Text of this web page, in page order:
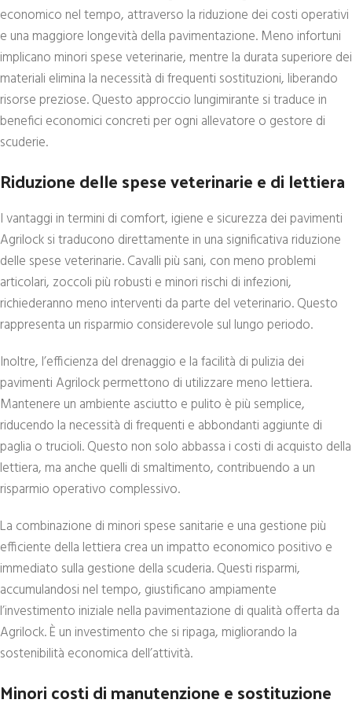
economico nel tempo, attraverso la riduzione dei costi operativi
e una maggiore longevità della pavimentazione. Meno infortuni
implicano minori spese veterinarie, mentre la durata superiore dei
materiali elimina la necessità di frequenti sostituzioni, liberando
risorse preziose. Questo approccio lungimirante si traduce in
benefici economici concreti per ogni allevatore o gestore di
scuderie.
Riduzione delle spese veterinarie e di lettiera
I vantaggi in termini di comfort, igiene e sicurezza dei pavimenti
Agrilock si traducono direttamente in una significativa riduzione
delle spese veterinarie. Cavalli più sani, con meno problemi
articolari, zoccoli più robusti e minori rischi di infezioni,
richiederanno meno interventi da parte del veterinario. Questo
rappresenta un risparmio considerevole sul lungo periodo.
Inoltre, l’efficienza del drenaggio e la facilità di pulizia dei
pavimenti Agrilock permettono di utilizzare meno lettiera.
Mantenere un ambiente asciutto e pulito è più semplice,
riducendo la necessità di frequenti e abbondanti aggiunte di
paglia o trucioli. Questo non solo abbassa i costi di acquisto della
lettiera, ma anche quelli di smaltimento, contribuendo a un
risparmio operativo complessivo.
La combinazione di minori spese sanitarie e una gestione più
efficiente della lettiera crea un impatto economico positivo e
immediato sulla gestione della scuderia. Questi risparmi,
accumulandosi nel tempo, giustificano ampiamente
l’investimento iniziale nella pavimentazione di qualità offerta da
Agrilock. È un investimento che si ripaga, migliorando la
sostenibilità economica dell’attività.
Minori costi di manutenzione e sostituzione